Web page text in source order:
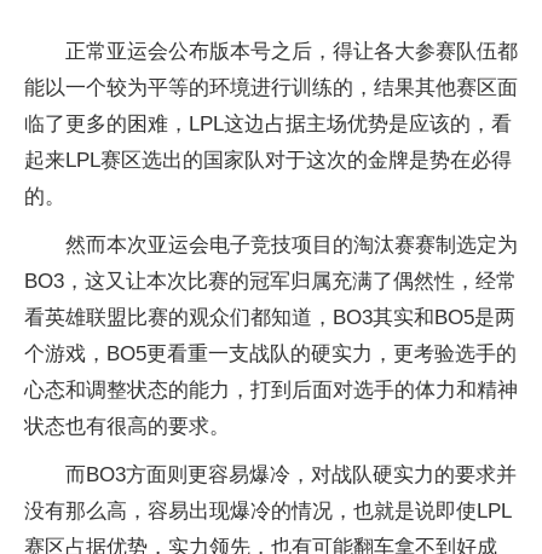
正常亚运会公布版本号之后，得让各大参赛队伍都
能以一个较为平等的环境进行训练的，结果其他赛区面
临了更多的困难，LPL这边占据主场优势是应该的，看
起来LPL赛区选出的国家队对于这次的金牌是势在必得
的。
然而本次亚运会电子竞技项目的淘汰赛赛制选定为
BO3，这又让本次比赛的冠军归属充满了偶然性，经常
看英雄联盟比赛的观众们都知道，BO3其实和BO5是两
个游戏，BO5更看重一支战队的硬实力，更考验选手的
心态和调整状态的能力，打到后面对选手的体力和精神
状态也有很高的要求。
而BO3方面则更容易爆冷，对战队硬实力的要求并
没有那么高，容易出现爆冷的情况，也就是说即使LPL
赛区占据优势，实力领先，也有可能翻车拿不到好成